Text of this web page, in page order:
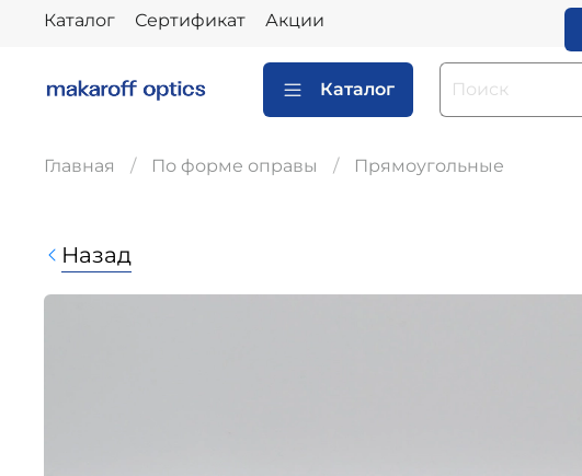
Каталог Сертификат Акции
Каталог
Главная По форме оправы Прямоугольные
Назад